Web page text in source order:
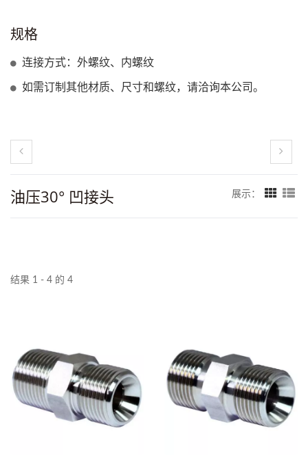
规格
连接方式：外螺纹、内螺纹
如需订制其他材质、尺寸和螺纹，请洽询本公司。
油压30° 凹接头 展示：
结果 1 - 4 的 4